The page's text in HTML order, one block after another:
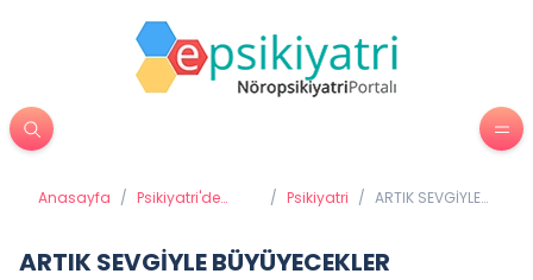
Anasayfa / Psikiyatri'de
/ Psikiyatri / ARTIK SEVGİYLE
ARTIK SEVGİYLE BÜYÜYECEKLER